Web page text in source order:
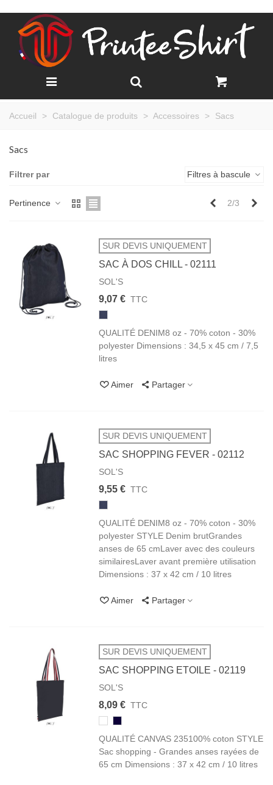
Accueil > Catalogue de produits > Accessoires > Sacs
Sacs
Filtrer par Filtres à bascule
Pertinence Précédent
2/3
SUR DEVIS UNIQUEMENT
SAC À DOS CHILL - 02111
SOL'S
9,07 € TTC
DENIM
QUALITÉ DENIM8 oz - 70% coton - 30%
polyester Dimensions : 34,5 x 45 cm / 7,5
litres
Aimer Partager
SUR DEVIS UNIQUEMENT
SAC SHOPPING FEVER - 02112
SOL'S
9,55 € TTC
DENIM
QUALITÉ DENIM8 oz - 70% coton - 30%
polyester STYLE Denim brutGrandes
anses de 65 cmLaver avec des couleurs
similaires​​​​​​​Laver avant première utilisation
Dimensions : 37 x 42 cm / 10 litres
Aimer Partager
SUR DEVIS UNIQUEMENT
SAC SHOPPING ETOILE - 02119
SOL'S
8,09 € TTC
MARINE
QUALITÉ CANVAS 235100% coton STYLE
Sac shopping - Grandes anses rayées de
65 cm Dimensions : 37 x 42 cm / 10 litres